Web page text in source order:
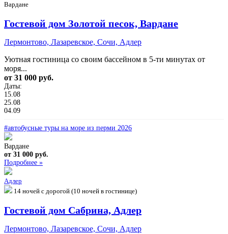
Вардане
Гостевой дом Золотой песок, Вардане
Лермонтово, Лазаревское, Сочи, Адлер
Уютная гостиница со своим бассейном в 5-ти минутах от
моря...
от 31 000 руб.
Даты:
15.08
25.08
04.09
#автобусные туры на море из перми 2026
Вардане
от 31 000 руб.
Подробнее »
Адлер
14 ночей с дорогой (10 ночей в гостинице)
Гостевой дом Сабрина, Адлер
Лермонтово, Лазаревское, Сочи, Адлер